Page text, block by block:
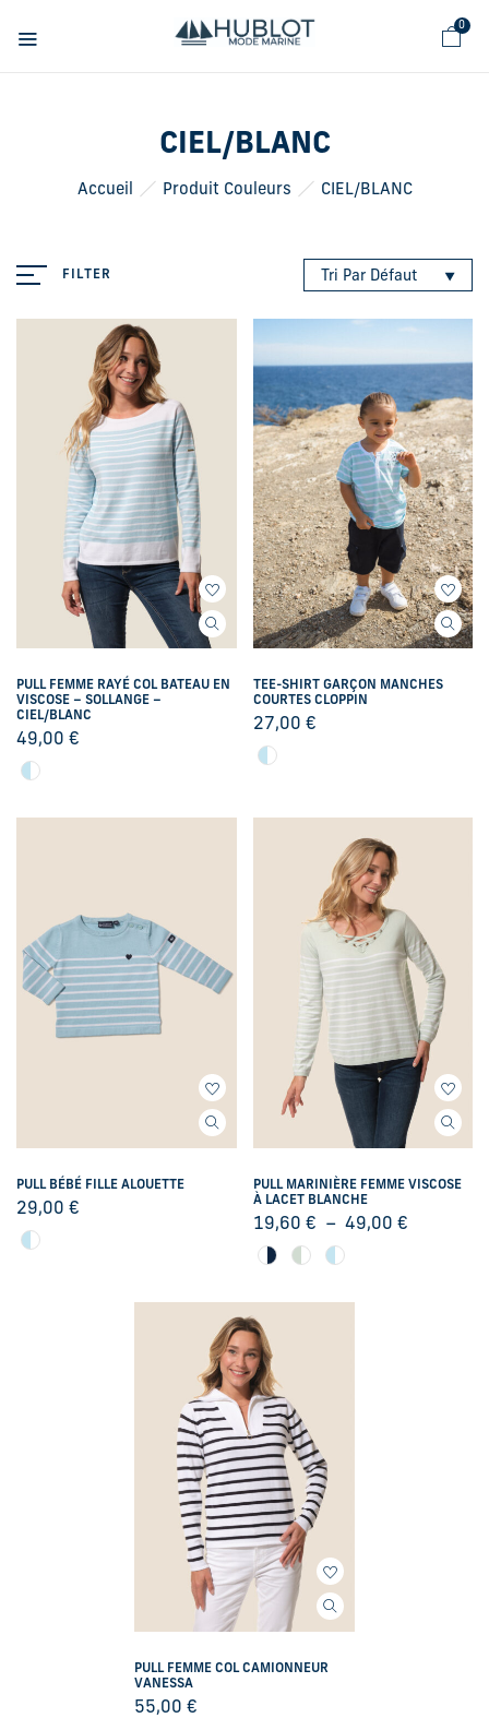
0
CIEL/BLANC
Accueil Produit Couleurs CIEL/BLANC
FILTER Tri Par Défaut
PULL FEMME RAYÉ COL BATEAU EN
VISCOSE – SOLLANGE –
CIEL/BLANC
49,00 €
TEE-SHIRT GARÇON MANCHES
COURTES CLOPPIN
27,00 €
PULL BÉBÉ FILLE ALOUETTE
29,00 €
PULL MARINIÈRE FEMME VISCOSE
À LACET BLANCHE
19,60 € – 49,00 €
PULL FEMME COL CAMIONNEUR
VANESSA
55,00€
Panneau de gestion des cookies